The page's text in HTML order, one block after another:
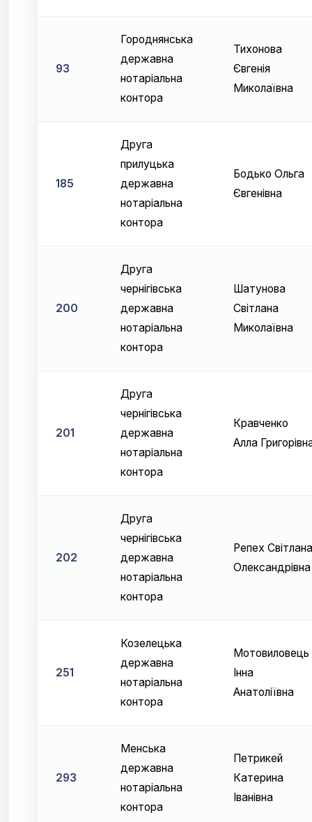
93
Городнянська
державна
нотаріальна
контора
Тихонова
Євгенія
Миколаївна
185
Друга
прилуцька
державна
нотаріальна
контора
Бодько Ольга
Євгенівна
200
Друга
чернігівська
державна
нотаріальна
контора
Шатунова
Світлана
Миколаївна
201
Друга
чернігівська
державна
нотаріальна
контора
Кравченко
Алла
202
Друга
чернігівська
державна
нотаріальна
контора
Репех Світлана
Олександрівна
251
Козелецька
державна
нотаріальна
контора
Мотовиловець
Інна
Анатоліївна
293
Менська
державна
нотаріальна
контора
Петрикей
Катерина
Іванівна